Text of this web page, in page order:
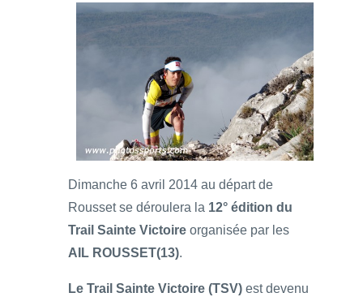
Dimanche 6 avril 2014 au départ de
Rousset se déroulera la 12° édition du
Trail Sainte Victoire organisée par les
AIL ROUSSET(13).
Le Trail Sainte Victoire (TSV) est devenu